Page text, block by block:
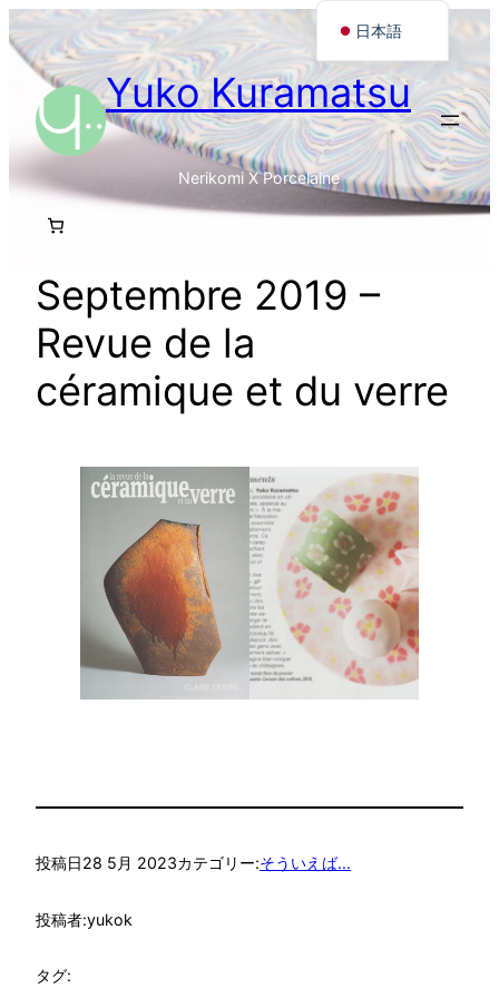
内
容
Yuko Kuramatsu
Nerikomi X Porcelaine
Septembre 2019 –
Revue de la
céramique et du verre
投稿日28 5月 2023カテゴリー:そういえば...
投稿者:yukok
タグ:
日本語
Français
English